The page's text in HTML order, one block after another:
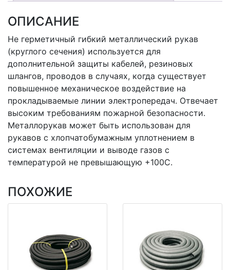
ОПИСАНИЕ
Не герметичный гибкий металлический рукав
(круглого сечения) используется для
дополнительной защиты кабелей, резиновых
шлангов, проводов в случаях, когда существует
повышенное механическое воздействие на
прокладываемые линии электропередач. Отвечает
высоким требованиям пожарной безопасности.
Металлорукав может быть использован для
рукавов с хлопчатобумажным уплотнением в
системах вентиляции и выводе газов с
температурой не превышающую +100С.
ПОХОЖИЕ